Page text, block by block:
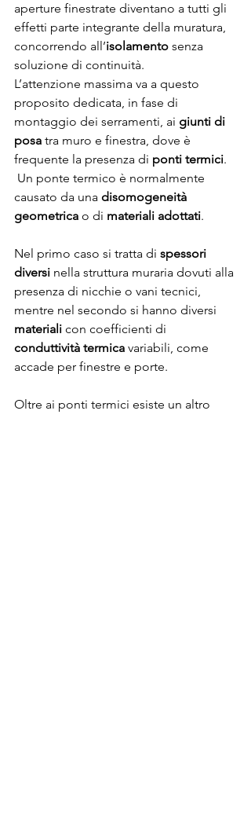
aperture finestrate diventano a tutti gli
effetti parte integrante della muratura,
concorrendo all’isolamento senza
soluzione di continuità.
L’attenzione massima va a questo
proposito dedicata, in fase di
montaggio dei serramenti, ai giunti di
posa tra muro e finestra, dove è
frequente la presenza di ponti termici.
causato da una disomogeneità
geometrica o di materiali adottati.
Nel primo caso si tratta di spessori
diversi nella struttura muraria dovuti alla
presenza di nicchie o vani tecnici,
mentre nel secondo si hanno diversi
materiali con coefficienti di
conduttività termica variabili, come
accade per finestre e porte.
Oltre ai ponti termici esiste un altro